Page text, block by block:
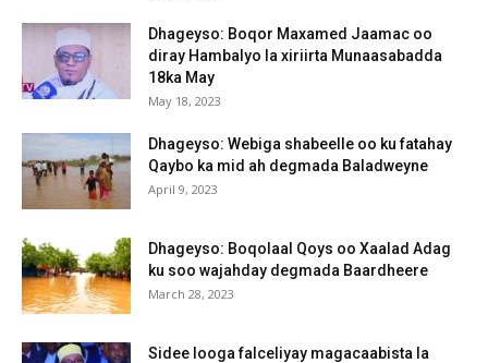
Dhageyso: Boqor Maxamed Jaamac oo
diray Hambalyo la xiriirta Munaasabadda
18ka May
May 18, 2023
Dhageyso: Webiga shabeelle oo ku fatahay
Qaybo ka mid ah degmada Baladweyne
April 9, 2023
Dhageyso: Boqolaal Qoys oo Xaalad Adag
ku soo wajahday degmada Baardheere
March 28, 2023
Sidee looga falceliyay magacaabista la